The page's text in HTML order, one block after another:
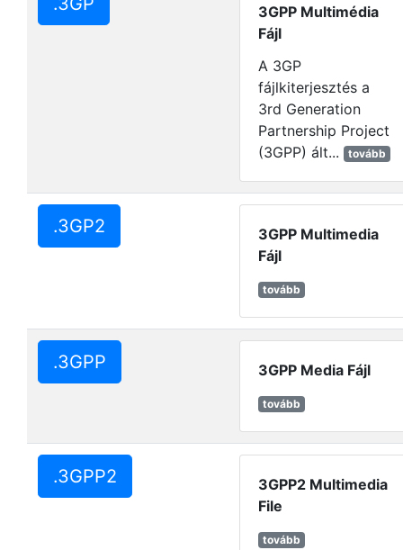
3GPP Multimédia
Fájl
A 3GP
fájlkiterjesztés a
3rd Generation
Partnership Project
(3GPP) ált...
tovább
.3GP2
3GPP Multimedia
Fájl
tovább
.3GPP 3GPP Media Fájl
tovább
.3GPP2
3GPP2 Multimedia
File
tovább